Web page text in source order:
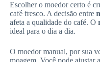
Escolher o moedor certo é
café fresco. A decisão entre
afeta a qualidade do café. O
ideal para o dia a dia.
O moedor manual, por sua